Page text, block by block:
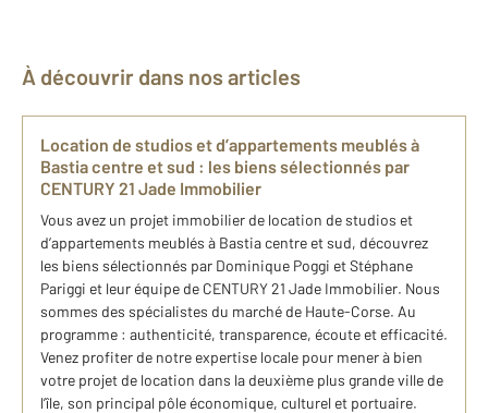
À découvrir dans nos articles
Location de studios et d’appartements meublés à
Bastia​ centre et sud : les biens sélectionnés par
CENTURY 21 Jade Immobilier
Vous avez un projet immobilier de location de studios et
d’appartements meublés à Bastia​ centre et sud, découvrez
les biens sélectionnés par Dominique Poggi et Stéphane
Pariggi et leur équipe de CENTURY 21 Jade Immobilier. Nous
sommes des spécialistes du marché de Haute-Corse. Au
programme : authenticité, transparence, écoute et efficacité.
Venez profiter de notre expertise locale pour mener à bien
votre projet de location dans la deuxième plus grande ville de
l’île, son principal pôle économique, culturel et portuaire.